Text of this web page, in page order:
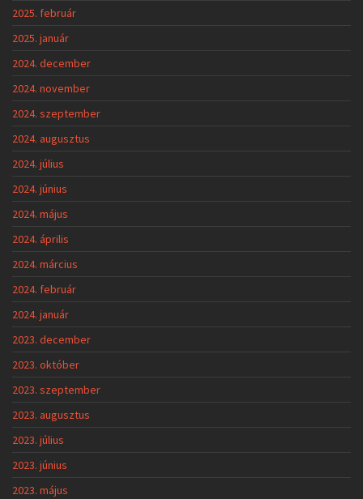
2025. február
2025. január
2024. december
2024. november
2024. szeptember
2024. augusztus
2024. július
2024. június
2024. május
2024. április
2024. március
2024. február
2024. január
2023. december
2023. október
2023. szeptember
2023. augusztus
2023. július
2023. június
2023. május